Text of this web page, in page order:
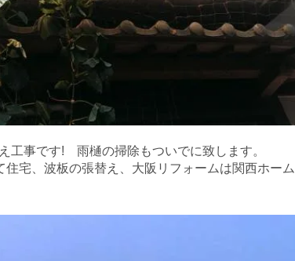
工事です! 雨樋の掃除もついでに致します。
住宅、波板の張替え、大阪リフォームは関西ホー